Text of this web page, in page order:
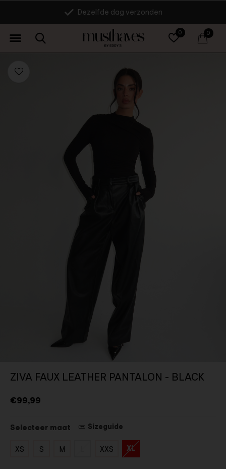
0 0
Dezelfde dag verzonden
ZIVA FAUX LEATHER PANTALON - BLACK
€99,99
Selecteer maat Sizeguide
XS S M XXS XL